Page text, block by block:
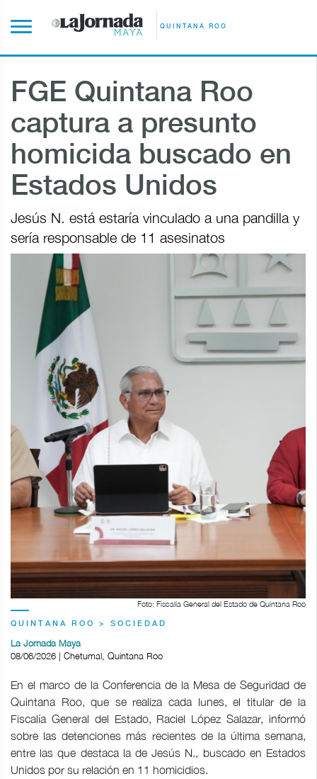
QUINTANA ROO
FGE Quintana Roo
captura a presunto
homicida buscado en
Estados Unidos
Jesús N. está estaría vinculado a una pandilla y
sería responsable de 11 asesinatos
Foto: Fiscalía General del Estado de Quintana Roo
QUINTANA ROO > SOCIEDAD
La Jornada Maya
08/06/2026 | Chetumal, Quintana Roo
En el marco de la Conferencia de la Mesa de Seguridad de
Quintana Roo, que se realiza cada lunes, el titular de la
Fiscalía General del Estado, Raciel López Salazar, informó
sobre las detenciones más recientes de la última semana,
entre las que destaca la de Jesús N., buscado en Estados
Unidos por su relación en 11 homicidios.